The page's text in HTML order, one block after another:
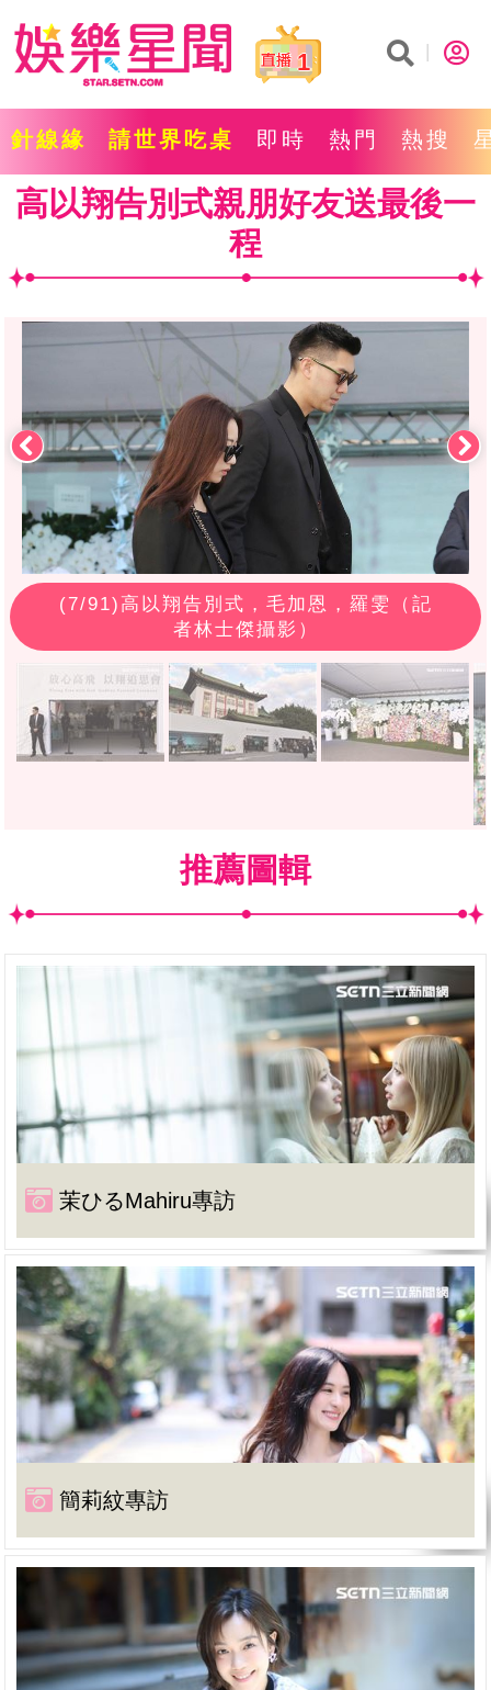
1
針線緣 請世界吃桌 即時 熱門 熱搜
高以翔告別式親朋好友送最後一
程
(7/91)高以翔告別式，毛加恩，羅雯（記
者林士傑攝影）
推薦圖輯
茉ひるMahiru專訪
簡莉紋專訪